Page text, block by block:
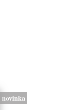
novinka